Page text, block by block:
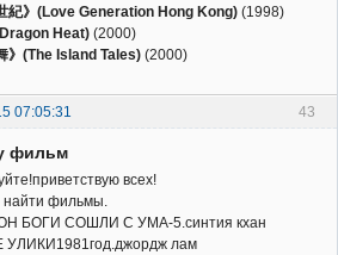
紀》(Love Generation Hong Kong) (1998)
Heat) (2000)
》(The Island Tales) (2000)
43
07:05:31
фильм
всех!
найти фильмы.
БОГИ СОШЛИ С УМА-5.синтия кхан
лам